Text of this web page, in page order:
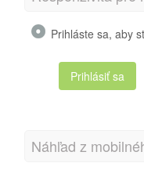
Prihláste sa, aby
Prihlásiť sa
Náhľad z